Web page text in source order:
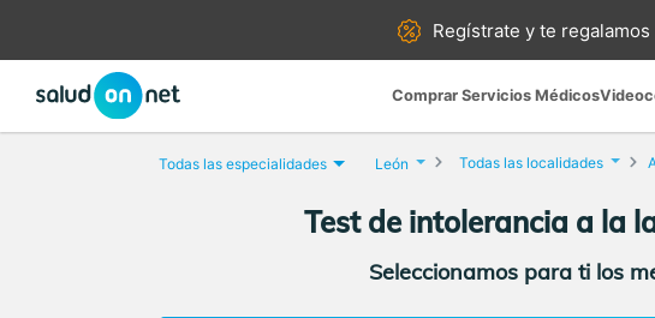
Regístrate yte regalamos
Comprar Servicios Médicos
Todas las especialidades León Todas las localidades
Test de intolerancia a la
Seleccionamos para ti los